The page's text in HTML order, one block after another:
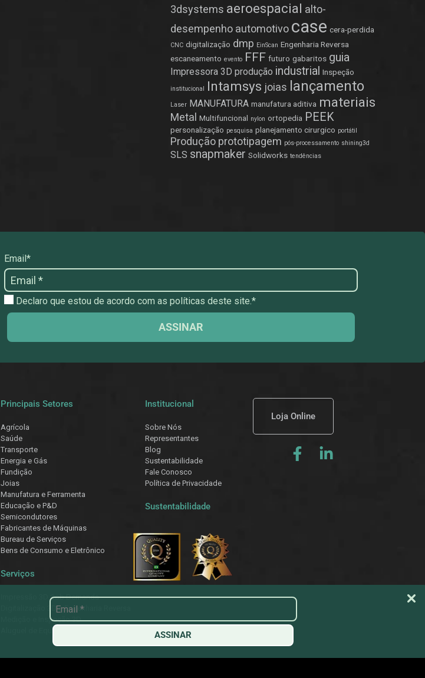
ASSINAR
3dsystems aeroespacial alto-
desempenho automotivo case cera-perdida
CNC digitalização dmp EinScan Engenharia Reversa
escaneamento evento FFF futuro gabaritos guia
Impressora 3D produção industrial Inspeção
institucional Intamsys joias lançamento
Laser MANUFATURA manufatura aditiva materiais
Metal Multifuncional nylon ortopedia PEEK
personalização pesquisa planejamento cirurgico portátil
Produção prototipagem pós-processamento shining3d
SLS snapmaker Solidworks tendências
Email*
Declaro que estou de acordo com as políticas deste site.*
ASSINAR
Principais Setores
Agrícola
Saúde
Transporte
Energia e Gás
Fundição
Joias
Manufatura e Ferramenta
Educação e P&D
Semicondutores
Fabricantes de Máquinas
Bureau de Serviços
Bens de Consumo e Eletrônico
Serviços
Impressão 3D Sob Demanda
Digitalização 3D e Engenharia Reversa
Medição e Inspeção 3D
Aluguel de Equipamentos
Institucional
Sobre Nós
Representantes
Blog
Sustentabilidade
Fale Conosco
Política de Privacidade
Sustentabilidade
Loja Online